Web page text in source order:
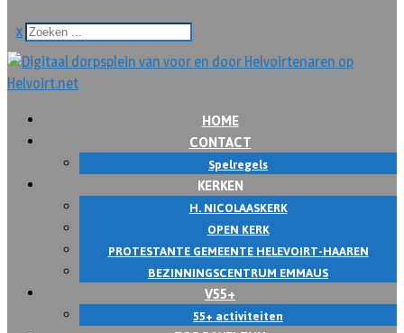
x
HOME
CONTACT
Spelregels
KERKEN
H. NICOLAASKERK
OPEN KERK
PROTESTANTE GEMEENTE HELEVOIRT-HAAREN
BEZINNINGSCENTRUM EMMAUS
V55+
55+ activiteiten